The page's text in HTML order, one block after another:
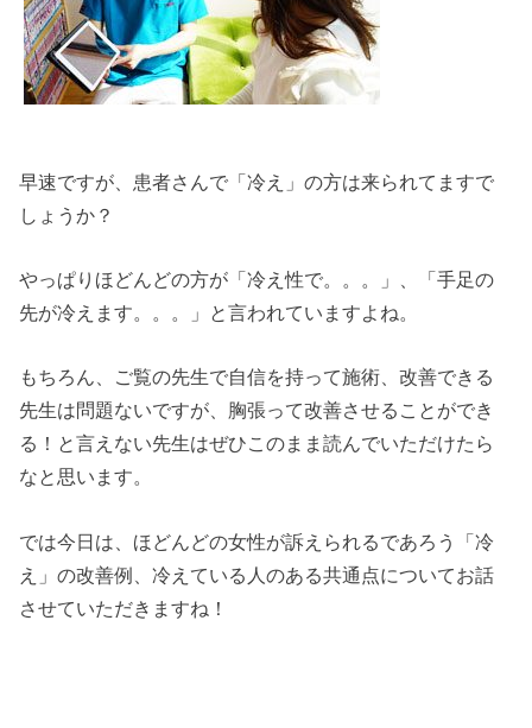
早速ですが、患者さんで「冷え」の方は来られてますで
しょうか？
やっぱりほどんどの方が「冷え性で。。。」、「手足の
先が冷えます。。。」と言われていますよね。
もちろん、ご覧の先生で自信を持って施術、改善できる
先生は問題ないですが、胸張って改善させることができ
る！と言えない先生はぜひこのまま読んでいただけたら
なと思います。
では今日は、ほどんどの女性が訴えられるであろう「冷
え」の改善例、冷えている人のある共通点についてお話
させていただきますね！